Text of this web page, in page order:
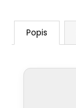
Popis